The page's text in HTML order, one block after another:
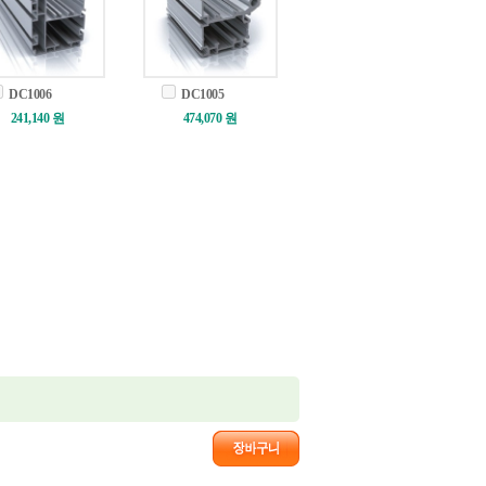
DC1006
241,140 원
DC1005
474,070 원